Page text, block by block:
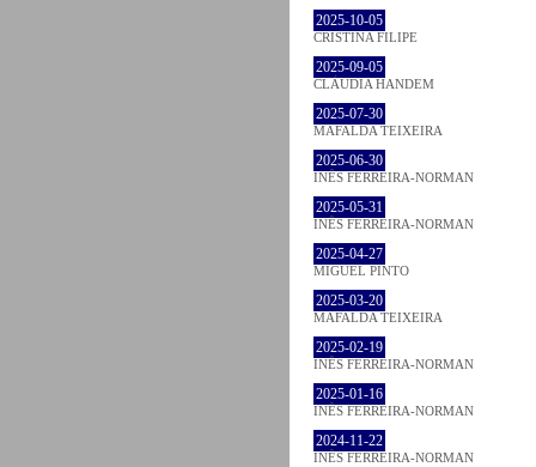
2025-10-05
CRISTINA FILIPE
2025-09-05
CLÁUDIA HANDEM
2025-07-30
MAFALDA TEIXEIRA
2025-06-30
INÊS FERREIRA-NORMAN
2025-05-31
INÊS FERREIRA-NORMAN
2025-04-27
MIGUEL PINTO
2025-03-20
MAFALDA TEIXEIRA
2025-02-19
INÊS FERREIRA-NORMAN
2025-01-16
INÊS FERREIRA-NORMAN
2024-11-22
INÊS FERREIRA-NORMAN